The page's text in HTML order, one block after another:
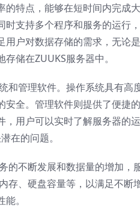
特点，能够在短时间内完成
支持多个程序和服务的运行
户对数据存储的需求，无论
储在ZUUKS服务器中。
和管理软件。操作系统具有高
全。管理软件则提供了便捷
用户可以实时了解服务器的运
在的问题。
的不断发展和数据量的增加，
存、硬盘容量等，以满足不断
。